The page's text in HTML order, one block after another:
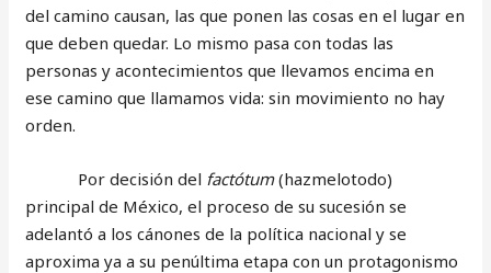
del camino causan, las que ponen las cosas en el lugar en
que deben quedar. Lo mismo pasa con todas las
personas y acontecimientos que llevamos encima en
ese camino que llamamos vida: sin movimiento no hay
orden.
Por decisión del factótum(hazmelotodo)
principal de México, el proceso de su sucesión se
adelantó a los cánones de la política nacional y se
aproxima ya a su penúltima etapa con un protagonismo